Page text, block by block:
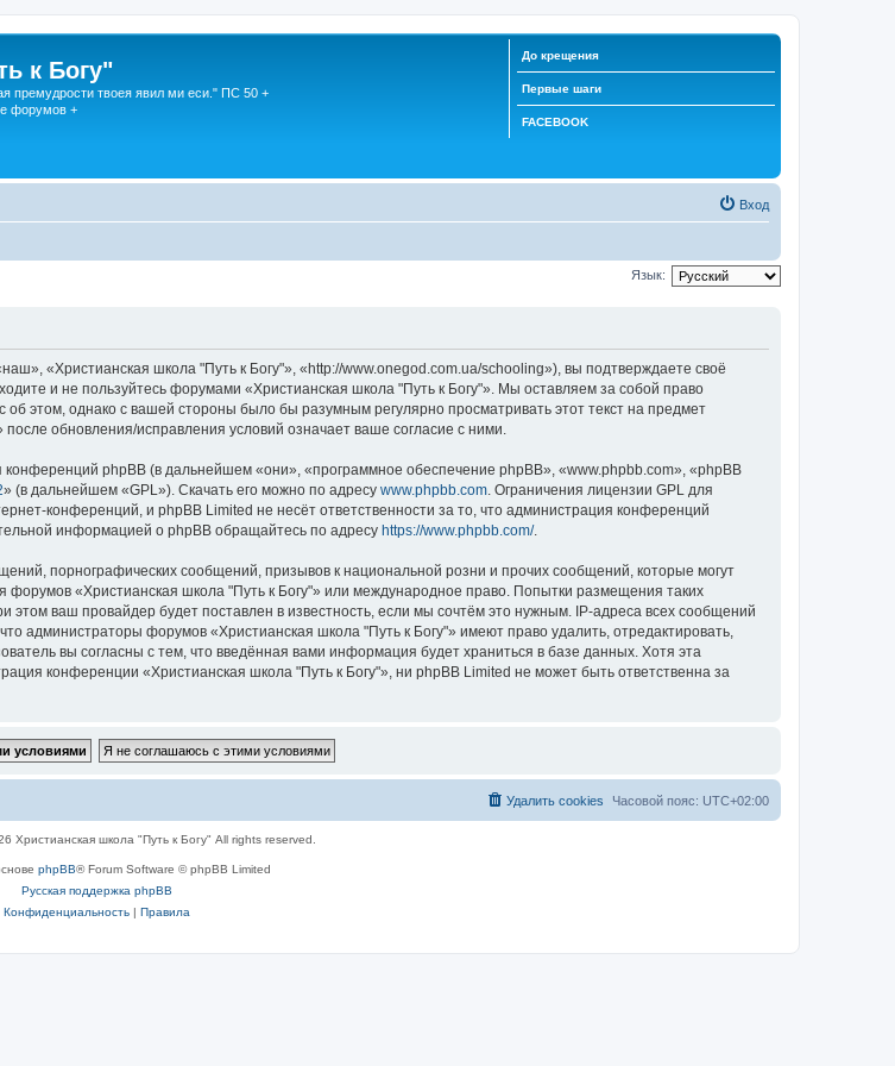
к Богу"
премудрости твоея явил ми еси." ПС 50 +
форумов +
До крещения
Первые шаги
FACEBOOK
Вход
Язык:
«Христианская школа "Путь к Богу"», «http://www.onegod.com.ua/schooling»), вы подтверждаете своё
и не пользуйтесь форумами «Христианская школа "Путь к Богу"». Мы оставляем за собой право
этом, однако с вашей стороны было бы разумным регулярно просматривать этот текст на предмет
обновления/исправления условий означает ваше согласие с ними.
phpBB (в дальнейшем «они», «программное обеспечение phpBB», «www.phpbb.com», «phpBB
» (в дальнейшем «GPL»). Скачать его можно по адресу www.phpbb.com . Ограничения лицензии GPL для
конференций, и phpBB Limited не несёт ответственности за то, что администрация конференций
информацией о phpBB обращайтесь по адресу https://www.phpbb.com/.
порнографических сообщений, призывов к национальной розни и прочих сообщений, которые могут
форумов «Христианская школа "Путь к Богу"» или международное право. Попытки размещения таких
ваш провайдер будет поставлен в известность, если мы сочтём это нужным. IP-адреса всех сообщений
администраторы форумов «Христианская школа "Путь к Богу"» имеют право удалить, отредактировать,
вы согласны с тем, что введённая вами информация будет храниться в базе данных. Хотя эта
конференции «Христианская школа "Путь к Богу"», ни phpBB Limited не может быть ответственна за
Часовой пояс: UTC+02:00
Удалить cookies
Христианская школа "Путь к Богу" All rights reserved.
phpBB® Forum Software © phpBB Limited
Русская поддержка phpBB
Конфиденциальность| Правила